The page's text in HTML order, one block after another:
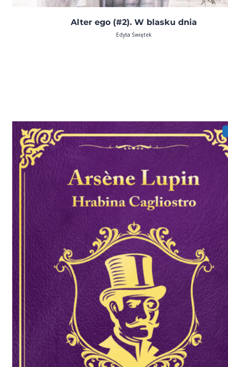
Alter ego (#2). W blasku dnia
Edyta Świętek